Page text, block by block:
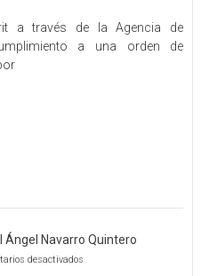
a través de la Agencia de
a una orden de
Ángel Navarro Quintero
desactivadosen